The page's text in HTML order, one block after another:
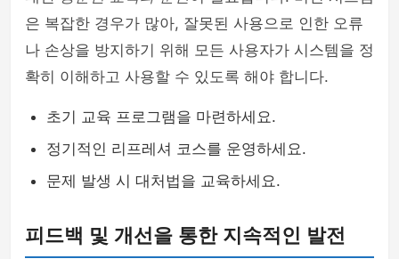
은 복잡한 경우가 많아, 잘못된 사용으로 인한 오류
나 손상을 방지하기 위해 모든 사용자가 시스템을 정
확히 이해하고 사용할 수 있도록 해야 합니다.
초기 교육 프로그램을 마련하세요.
정기적인 리프레셔 코스를 운영하세요.
문제 발생 시 대처법을 교육하세요.
피드백 및 개선을 통한 지속적인 발전